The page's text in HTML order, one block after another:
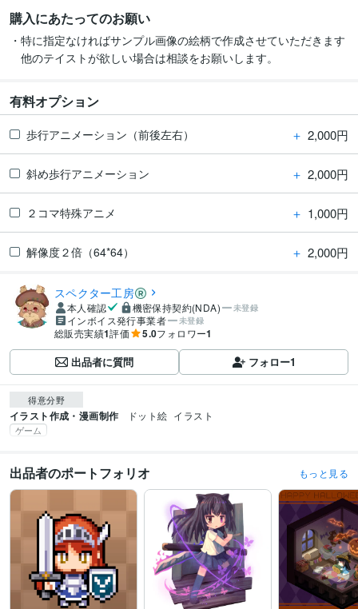
購入にあたってのお願い
・特に指定なければサンプル画像の絵柄で作成させていただきます
他のテイストが欲しい場合は相談をお願いします。
有料オプション
歩行アニメーション（前後左右） ＋ 2,000円
斜め歩行アニメーション ＋ 2,000円
２コマ特殊アニメ ＋ 1,000円
解像度２倍（64*64） ＋ 2,000円
スペクター工房
本人確認 機密保持契約(NDA) 未登録
インボイス発行事業者 未登録
総販売実績1評価 5.0フォロワー1
出品者に質問 フォロー1
得意分野
イラスト作成・漫画制作 ドット絵 イラスト
ゲーム
出品者のポートフォリオ もっと見る